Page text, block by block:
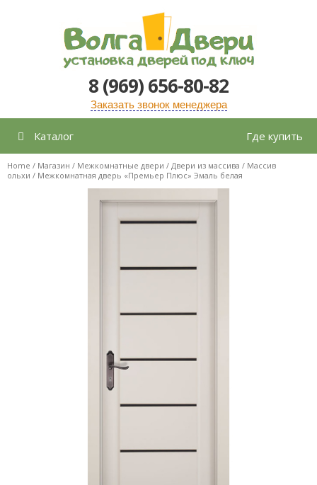
содержимому
8 (969) 656-80-82
Заказать звонок менеджера
Каталог Где купить
Home / Магазин / Межкомнатные двери / Двери из массива / Массив
ольхи / Межкомнатная дверь «Премьер Плюс» Эмаль белая